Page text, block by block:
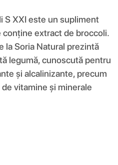
S XXI este un supliment
conține extract de broccoli.
la Soria Natural prezintă
legumă, cunoscută pentru
și alcalinizante, precum
vitamine și minerale